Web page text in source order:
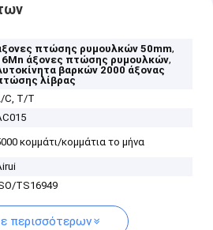
πτώσης ρυμουλκών 50mm,
άξονες πτώσης ρυμουλκών,
βαρκών 2000 άξονας
λίβρας
C, T/T
κομμάτι/κομμάτια το μήνα
TS16949
περισσότερων